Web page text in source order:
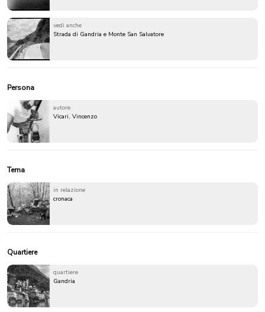
vedi anche
Strada di Gandria e Monte San Salvatore
Persona
autore
Vicari, Vincenzo
Tema
in relazione
cronaca
Quartiere
quartiere
Gandria